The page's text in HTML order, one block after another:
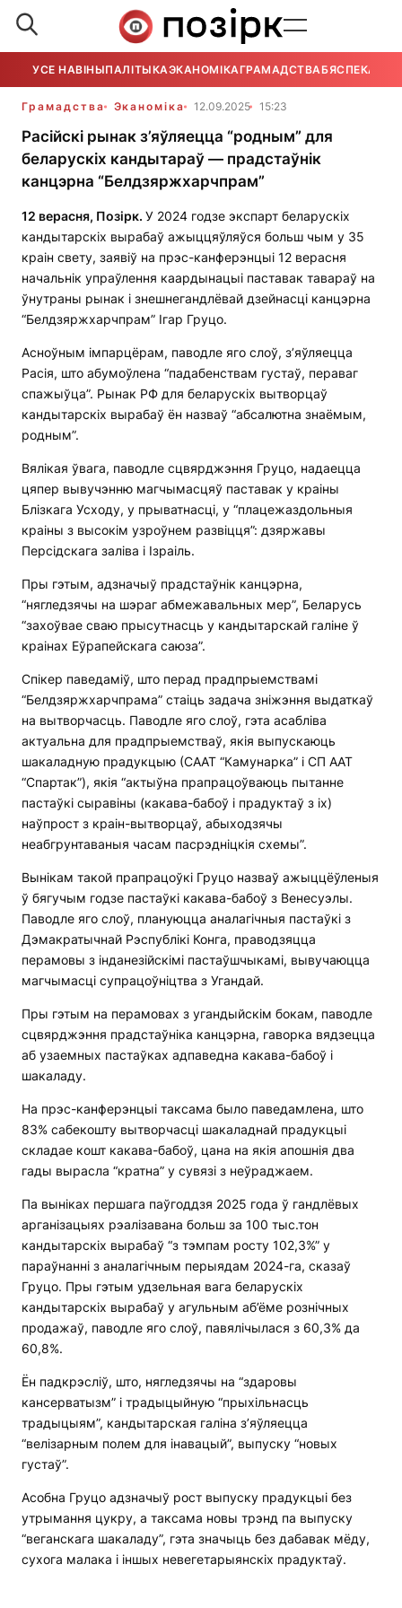
УСЕ НАВІНЫПАЛІТЫКАЭКАНОМІКАГРАМАДСТВАБЯСПЕКА
Грамадства Эканоміка 12.09.2025 15:23
Расійскі рынак з’яўляецца “родным” для
беларускіх кандытараў — прадстаўнік
канцэрна “Белдзяржхарчпрам”
12 верасня, Позірк. У 2024 годзе экспарт беларускіх
кандытарскіх вырабаў ажыццяўляўся больш чым у 35
краін свету, заявіў на прэс-канферэнцыі 12 верасня
начальнік упраўлення каардынацыі паставак тавараў на
ўнутраны рынак і знешнегандлёвай дзейнасці канцэрна
“Белдзяржхарчпрам” Ігар Груцо.
Асноўным імпарцёрам, паводле яго слоў, з’яўляецца
Расія, што абумоўлена “падабенствам густаў, пераваг
спажыўца”. Рынак РФ для беларускіх вытворцаў
кандытарскіх вырабаў ён назваў “абсалютна знаёмым,
родным”.
Вялікая ўвага, паводле сцвярджэння Груцо, надаецца
цяпер вывучэнню магчымасцяў паставак у краіны
Блізкага Усходу, у прыватнасці, у “плацежаздольныя
краіны з высокім узроўнем развіцця”: дзяржавы
Персідскага заліва і Ізраіль.
Пры гэтым, адзначыў прадстаўнік канцэрна,
“нягледзячы на шэраг абмежавальных мер”, Беларусь
“захоўвае сваю прысутнасць у кандытарскай галіне ў
краінах Еўрапейскага саюза”.
Спікер паведаміў, што перад прадпрыемствамі
“Белдзяржхарчпрама” стаіць задача зніжэння выдаткаў
на вытворчасць. Паводле яго слоў, гэта асабліва
актуальна для прадпрыемстваў, якія выпускаюць
шакаладную прадукцыю (СААТ “Камунарка” і СП ААТ
“Спартак”), якія “актыўна прапрацоўваюць пытанне
пастаўкі сыравіны (какава-бабоў і прадуктаў з іх)
наўпрост з краін-вытворцаў, абыходзячы
неабгрунтаваныя часам пасрэдніцкія схемы”.
Вынікам такой прапрацоўкі Груцо назваў ажыццёўленыя
ў бягучым годзе пастаўкі какава-бабоў з Венесуэлы.
Паводле яго слоў, плануюцца аналагічныя пастаўкі з
Дэмакратычнай Рэспублікі Конга, праводзяцца
перамовы з інданезійскімі пастаўшчыкамі, вывучаюцца
магчымасці супрацоўніцтва з Угандай.
Пры гэтым на перамовах з угандыйскім бокам, паводле
сцвярджэння прадстаўніка канцэрна, гаворка вядзецца
аб узаемных пастаўках адпаведна какава-бабоў і
шакаладу.
На прэс-канферэнцыі таксама было паведамлена, што
83% сабекошту вытворчасці шакаладнай прадукцыі
складае кошт какава-бабоў, цана на якія апошнія два
гады вырасла “кратна” у сувязі з неўраджаем.
Па выніках першага паўгоддзя 2025 года ў гандлёвых
арганізацыях рэалізавана больш за 100 тыс.тон
кандытарскіх вырабаў “з тэмпам росту 102,3%” у
параўнанні з аналагічным перыядам 2024-га, сказаў
Груцо. Пры гэтым удзельная вага беларускіх
кандытарскіх вырабаў у агульным аб’ёме рознічных
продажаў, паводле яго слоў, павялічылася з 60,3% да
60,8%.
Ён падкрэсліў, што, нягледзячы на “здаровы
кансерватызм” і традыцыйную “прыхільнасць
традыцыям”, кандытарская галіна з’яўляецца
“велізарным полем для інавацый”, выпуску “новых
густаў”.
Асобна Груцо адзначыў рост выпуску прадукцыі без
утрымання цукру, а таксама новы трэнд па выпуску
“веганскага шакаладу”, гэта значыць без дабавак мёду,
сухога малака і іншых невегетарыянскіх прадуктаў.